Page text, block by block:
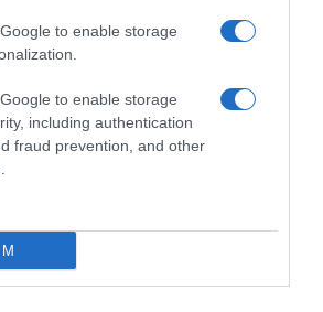
to enable storage
to enable storage
including authentication
fraud prevention, and other
de fado junto ao mar no hotel